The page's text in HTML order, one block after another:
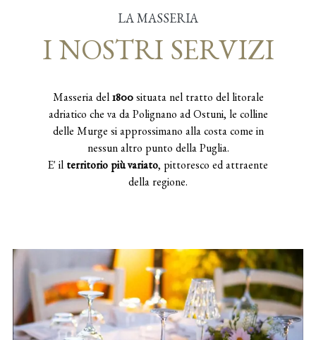
LA MASSERIA
I NOSTRI SERVIZI
Masseria del 1800situata nel tratto del litorale
adriatico che va da Polignano ad Ostuni, le colline
delle Murge si approssimano alla costa come in
nessun altro punto della Puglia.
E' il territorio più variato, pittoresco ed attraente
della regione.